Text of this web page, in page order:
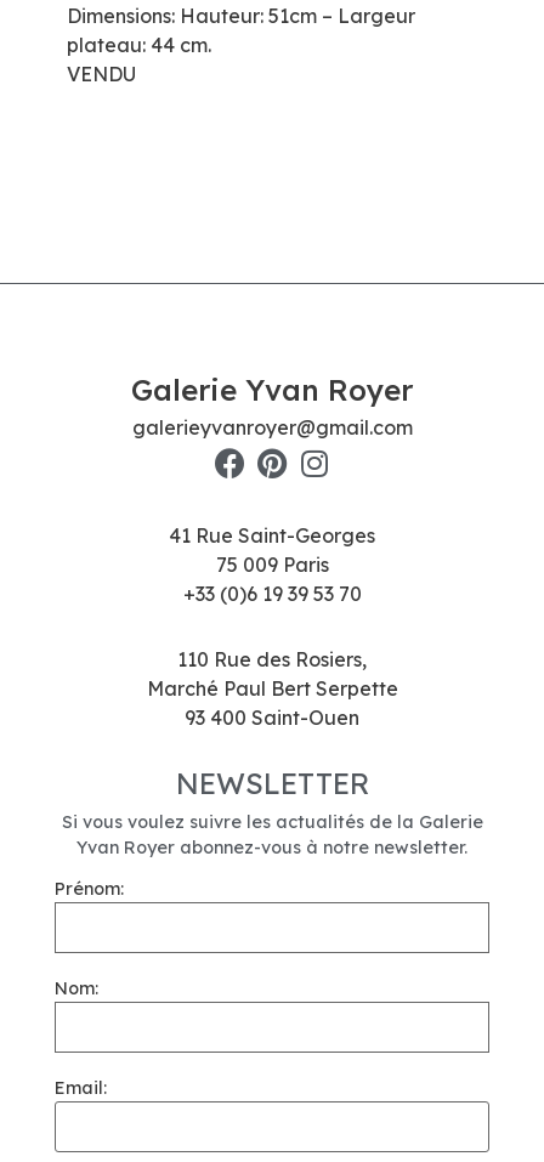
Dimensions: Hauteur: 51cm – Largeur
plateau: 44 cm.
VENDU
Galerie Yvan Royer
galerieyvanroyer@gmail.com
41 Rue Saint-Georges
75 009 Paris
+33 (0)6 19 39 53 70
110 Rue des Rosiers,
Marché Paul Bert Serpette
93 400 Saint-Ouen
NEWSLETTER
Si vous voulez suivre les actualités de la Galerie
Yvan Royer abonnez-vous à notre newsletter.
Prénom:
Nom:
Email: